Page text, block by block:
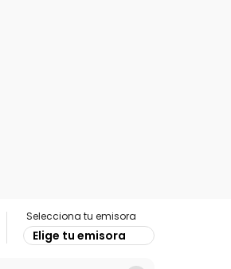
Selecciona tu emisora
Elige tu emisora